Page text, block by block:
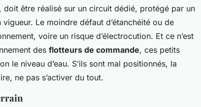
être réalisé sur un circuit dédié, protégé par un
Le moindre défaut d’étanchéité ou de
voire un risque d’électrocution. Et ce n’est
des flotteurs de commande, ces petits
le niveau d’eau. S’ils sont mal positionnés, la
ne pas s’activer du tout.